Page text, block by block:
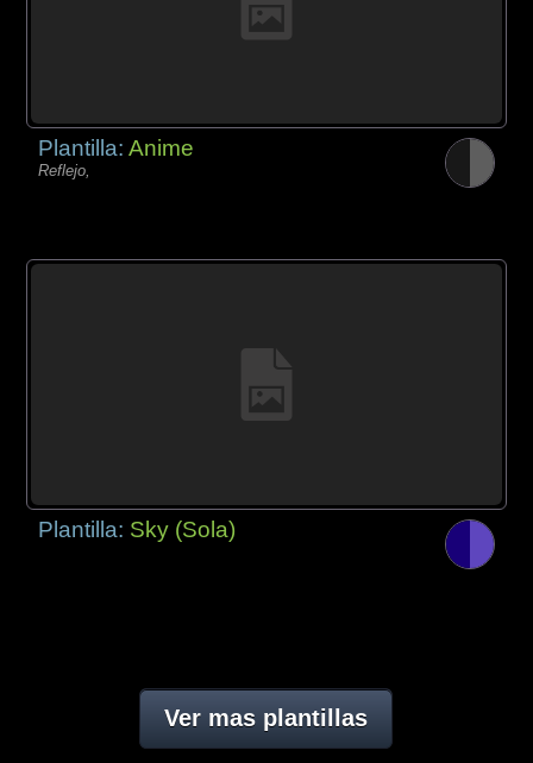
Plantilla:Anime
Reflejo,
Plantilla: Sky (Sola)
Ver mas plantillas